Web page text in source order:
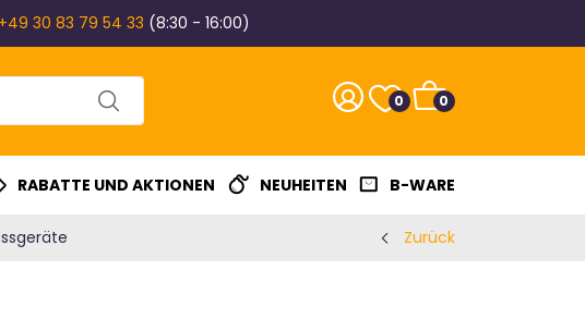
+49 30 83 79 54 33 (8:30 - 16:00)
0 0
RABATTE UND AKTIONEN NEUHEITEN B-WARE
Zurück